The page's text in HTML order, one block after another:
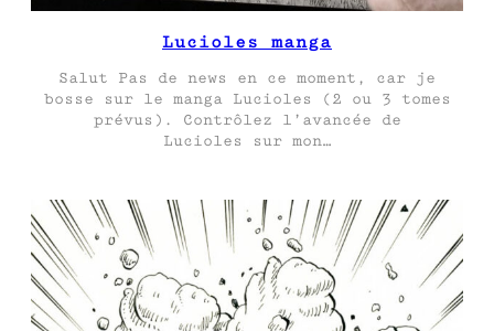
Lucioles manga
Salut Pas de news en ce moment, car je
bosse sur le manga Lucioles (2 ou 3 tomes
prévus). Contrôlez l’avancée de
Lucioles sur mon…